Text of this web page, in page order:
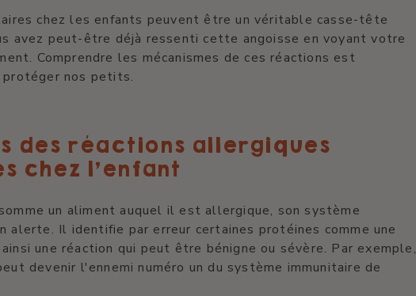
chez les enfants peuvent être un véritable casse-tête
avez peut-être déjà ressenti cette angoisse en voyant votre
Comprendre les mécanismes de ces réactions est
nos petits.
des réactions allergiques
chez l'enfant
un aliment auquel il est allergique, son système
alerte. Il identifie par erreur certaines protéines comme une
une réaction qui peut être bénigne ou sévère. Par exemple,
devenir l'ennemi numéro un du système immunitaire de